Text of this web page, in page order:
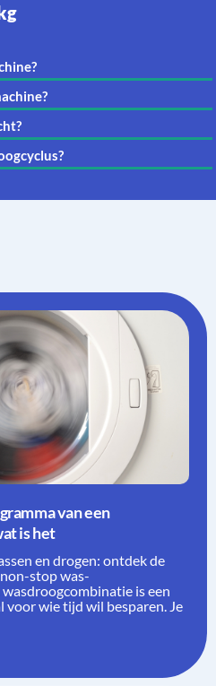
is het
en drogen: ontdek de
stop was-
is een
voor wie tijd wil besparen. Je